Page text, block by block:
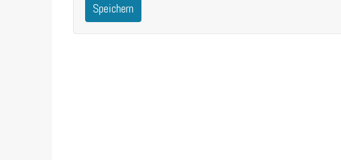
Speichern